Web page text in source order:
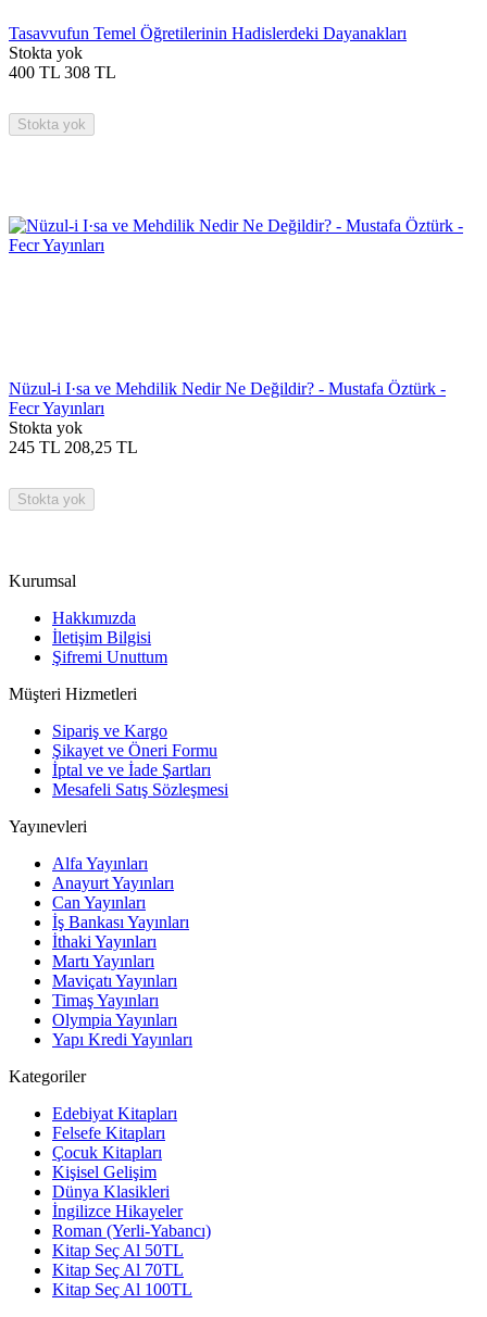
Tasavvufun Temel Öğretilerinin Hadislerdeki Dayanakları
Stokta yok
400 TL 308 TL
Stokta yok
Nüzul-i I·sa ve Mehdilik Nedir Ne Değildir? - Mustafa Öztürk -
Fecr Yayınları
Stokta yok
245 TL 208,25 TL
Stokta yok
Kurumsal
Hakkımızda
İletişim Bilgisi
Şifremi Unuttum
Müşteri Hizmetleri
Sipariş ve Kargo
Şikayet ve Öneri Formu
İptal ve ve İade Şartları
Mesafeli Satış Sözleşmesi
Yayınevleri
Alfa Yayınları
Anayurt Yayınları
Can Yayınları
İş Bankası Yayınları
İthaki Yayınları
Martı Yayınları
Maviçatı Yayınları
Timaş Yayınları
Olympia Yayınları
Yapı Kredi Yayınları
Kategoriler
Edebiyat Kitapları
Felsefe Kitapları
Çocuk Kitapları
Kişisel Gelişim
Dünya Klasikleri
İngilizce Hikayeler
Roman (Yerli-Yabancı)
Kitap Seç Al 50TL
Kitap Seç Al 70TL
Kitap Seç Al 100TL